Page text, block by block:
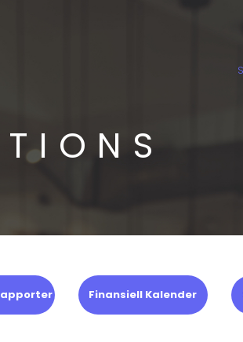
Finansiell Kalender